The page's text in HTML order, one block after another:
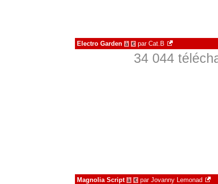
Electro Garden à € par Cat.B
34 044
Magnolia Script à € par Jovanny Lemonad